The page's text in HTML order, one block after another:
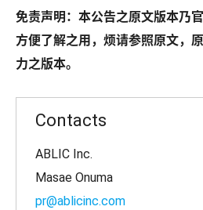
免责声明：本公告之原文版本乃
方便了解之用，烦请参照原文，
力之版本。
Contacts
ABLIC Inc.
Masae Onuma
pr@ablicinc.com